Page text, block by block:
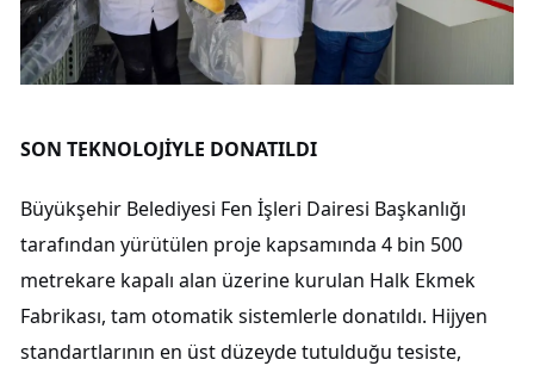
SON TEKNOLOJİYLE DONATILDI
Büyükşehir Belediyesi Fen İşleri Dairesi Başkanlığı
tarafından yürütülen proje kapsamında 4 bin 500
metrekare kapalı alan üzerine kurulan Halk Ekmek
Fabrikası, tam otomatik sistemlerle donatıldı. Hijyen
standartlarının en üst düzeyde tutulduğu tesiste,